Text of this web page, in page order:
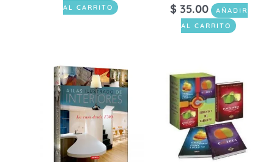
AL CARRITO
$ 35.00
AÑADIR
AL CARRITO